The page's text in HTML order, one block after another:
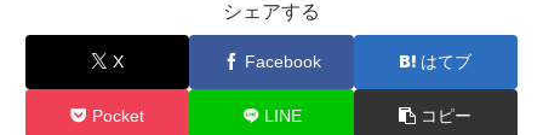
シェアする
X Facebook はてブ
Pocket LINE コピー